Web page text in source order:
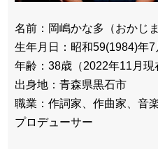
名前：岡嶋かな多（おかじ
生年月日：昭和59(1984)年7
年齢：38歳（2022年11月現
出身地：青森県黒石市
職業：作詞家、作曲家、音
プロデューサー